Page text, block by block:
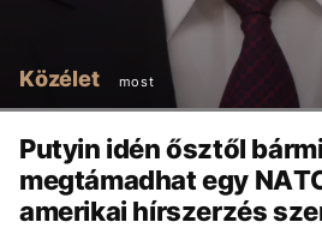
Közélet most
Putyin idén ősztől
megtámadhat egy
amerikai hírszerzés